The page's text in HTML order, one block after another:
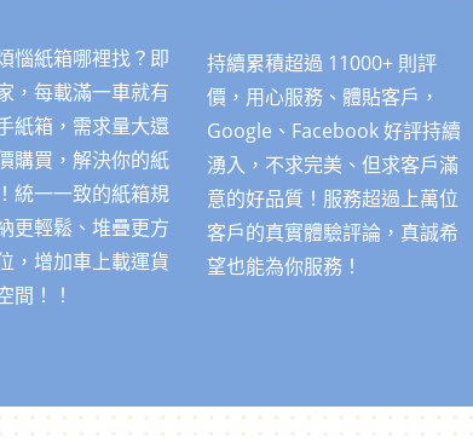
惱紙箱哪裡找？即
，每載滿一車就有
紙箱，需求量大還
購買，解決你的紙
統一一致的紙箱規
更輕鬆、堆疊更方
，增加車上載運貨
間！！
持續累積超過 11000+ 則評
價，用心服務、體貼客戶，
Google、Facebook 好評持續
湧入，不求完美、但求客戶滿
意的好品質！服務超過上萬位
客戶的真實體驗評論，真誠希
望也能為你服務！